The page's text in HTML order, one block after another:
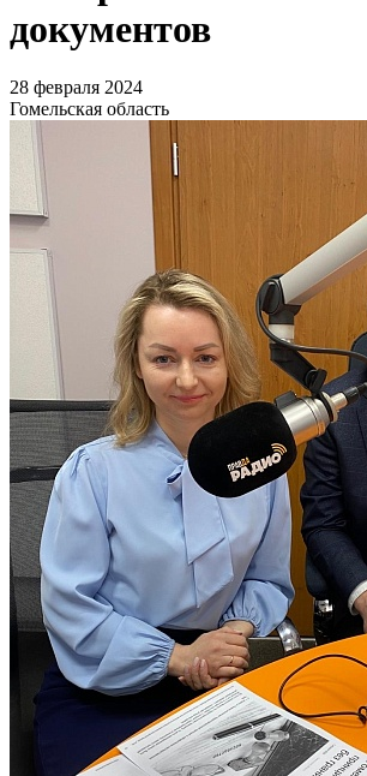
документов
28 февраля 2024
Гомельская область